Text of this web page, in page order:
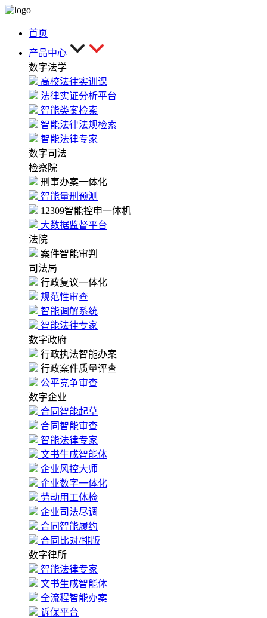
首页
产品中心
数字法学
高校法律实训课
法律实证分析平台
智能类案检索
智能法律法规检索
智能法律专家
数字司法
检察院
刑事办案一体化
智能量刑预测
12309智能控申一体机
大数据监督平台
法院
案件智能审判
司法局
行政复议一体化
规范性审查
智能调解系统
智能法律专家
数字政府
行政执法智能办案
行政案件质量评查
公平竞争审查
数字企业
合同智能起草
合同智能审查
智能法律专家
文书生成智能体
企业风控大师
企业数字一体化
劳动用工体检
企业司法尽调
合同智能履约
合同比对/排版
数字律所
智能法律专家
文书生成智能体
全流程智能办案
诉保平台